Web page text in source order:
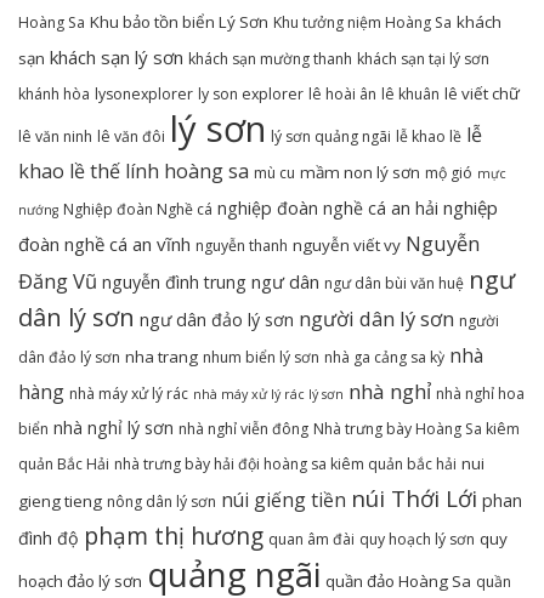
Hoàng Sa Khu bảo tồn biển Lý Sơn Khu tưởng niệm Hoàng Sa khách
sạn khách sạn lý sơn khách sạn mường thanh khách sạn tại lý sơn
khánh hòa lysonexplorer ly son explorer lê hoài ân lê khuân lê viết chữ
lê văn ninh lê văn đôi lý sơn lý sơn quảng ngãi lễ khao lề lễ
khao lề thế lính hoàng sa mù cu mầm non lý sơn mộ gió mực
nướng Nghiệp đoàn Nghề cá nghiệp đoàn nghề cá an hải nghiệp
đoàn nghề cá an vĩnh nguyễn thanh nguyễn viết vy Nguyễn
Đăng Vũ nguyễn đình trung ngư dân ngư dân bùi văn huệ ngư
dân lý sơn ngư dân đảo lý sơn người dân lý sơn người
dân đảo lý sơn nha trang nhum biển lý sơn nhà ga cảng sa kỳ nhà
hàng nhà máy xử lý rác nhà máy xử lý rác lý sơn nhà nghỉ nhà nghỉ hoa
biển nhà nghỉ lý sơn nhà nghỉ viễn đông Nhà trưng bày Hoàng Sa kiêm
quản Bắc Hải nhà trưng bày hải đội hoàng sa kiêm quản bắc hải nui
gieng tieng nông dân lý sơn núi giếng tiền núi Thới Lới phan
đình độ phạm thị hương quan âm đài quy hoạch lý sơn quy
hoạch đảo lý sơn quảng ngãi quần đảo Hoàng Sa quần